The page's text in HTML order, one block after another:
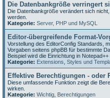
Die Datenbankgröße verringert
Die Datenbankgröße verändert sich
werden.
Kategorie: Server, PHP und MySQL
Editor-übergreifende Format-
Vorstellung des EditorConfig Standards,
Vorgaben seitens phpBB für bestimmte
Beispiel wird die Einrichtung in Notepad++
Kategorie: Extensions Styles und
Effektive Berechtigungen - oder
Diese umfassende Funktion zeigt die
wirken.
Kategorie: Wichtig Berechtigungen